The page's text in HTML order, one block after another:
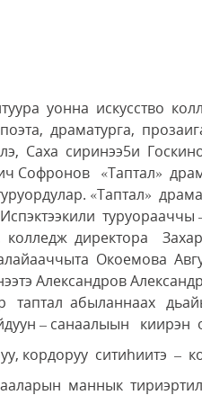
уонна искусство
драматурга,
Саха сиринээ5и
Софронов «Таптал»
«Таптал»
туруорааччы
колледж директора
Окоемова
Александров
таптал абыланнаах
– санаалыын киирэн
кордоруу ситиhиитэ
маннык